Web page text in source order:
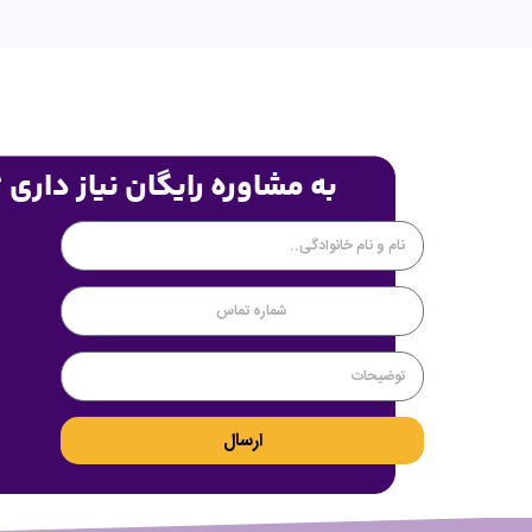
به مشاوره رایگان نیاز
ارسال